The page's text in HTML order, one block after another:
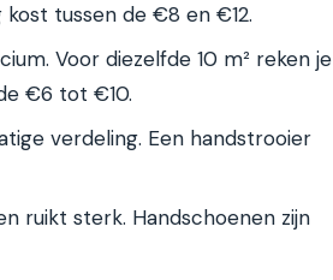
kost tussen de €8 en €12.
Voor diezelfde 10 m² reken je
€6 tot €10.
verdeling. Een handstrooier
ruikt sterk. Handschoenen zijn